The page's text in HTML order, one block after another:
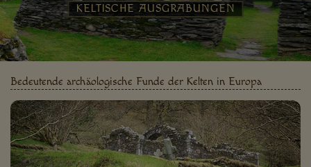
KELTEN ERLEBEN
KELTISCHER SCHMUCK
KELTISCHE AUSGRABUNGEN
Bedeutende archäologische Funde der Kelten in Europa